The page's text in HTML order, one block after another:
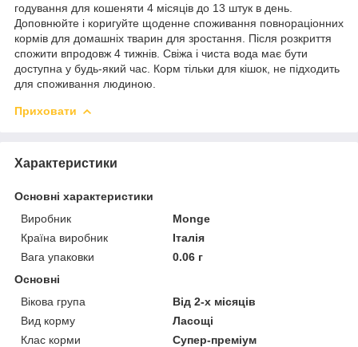
годування для кошеняти 4 місяців до 13 штук в день.
Доповнюйте і коригуйте щоденне споживання повнораціонних
кормів для домашніх тварин для зростання. Після розкриття
спожити впродовж 4 тижнів. Свіжа і чиста вода має бути
доступна у будь-який час. Корм тільки для кішок, не підходить
для споживання людиною.
Приховати
Характеристики
Основні характеристики
Виробник
Monge
Країна виробник
Італія
Вага упаковки
0.06 г
Основні
Вікова група
Від 2-х місяців
Вид корму
Ласощі
Клас корми
Супер-преміум